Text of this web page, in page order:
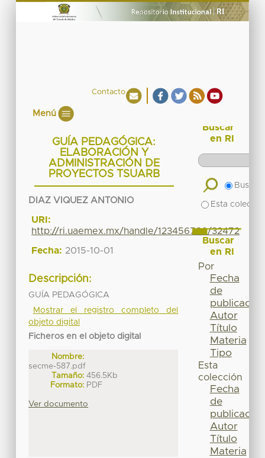
Contacto
Menú
GUÍA PEDAGÓGICA:
ELABORACIÓN Y
ADMINISTRACIÓN DE
PROYECTOS TSUARB
DIAZ VIQUEZ ANTONIO
URI:
http://ri.uaemex.mx/handle/123456789/32472
Fecha: 2015-10-01
Descripción:
GUÍA PEDAGÓGICA
Mostrar el registro completo del
objeto digital
Ficheros en el objeto digital
Nombre:
secme-587.pdf
Tamaño: 456.5Kb
Formato: PDF
Ver documento
Buscar
en RI
Buscar
Esta
Buscar
en RI
Por
Fecha
de
publicación
Autor
Título
Materia
Tipo
Esta
colección
Fecha
de
publicación
Autor
Título
Materia